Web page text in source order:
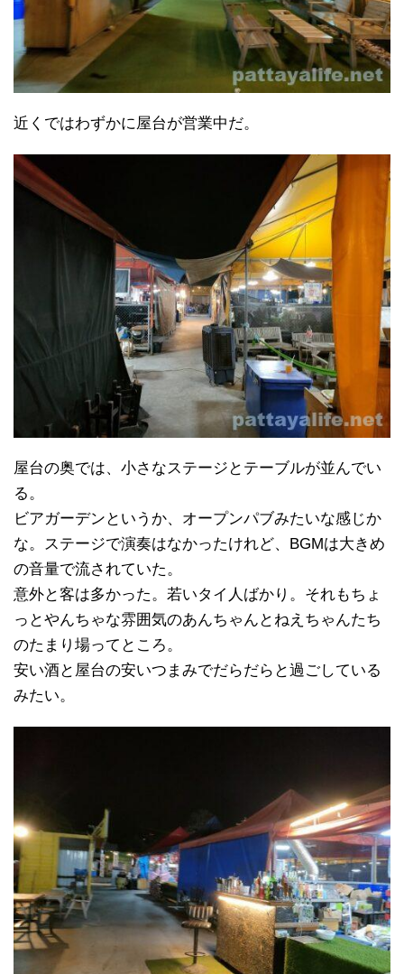
近くではわずかに屋台が営業中だ。
屋台の奥では、小さなステージとテーブルが並んでい
る。
ビアガーデンというか、オープンパブみたいな感じか
な。ステージで演奏はなかったけれど、BGMは大きめ
の音量で流されていた。
意外と客は多かった。若いタイ人ばかり。それもちょ
っとやんちゃな雰囲気のあんちゃんとねえちゃんたち
のたまり場ってところ。
安い酒と屋台の安いつまみでだらだらと過ごしている
みたい。